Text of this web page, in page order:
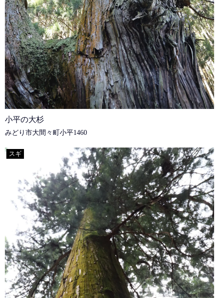
小平の大杉
みどり市大間々町小平1460
スギ